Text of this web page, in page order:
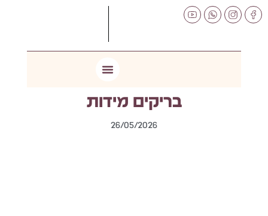
לתוכן
בריקים מידות
26/05/2026